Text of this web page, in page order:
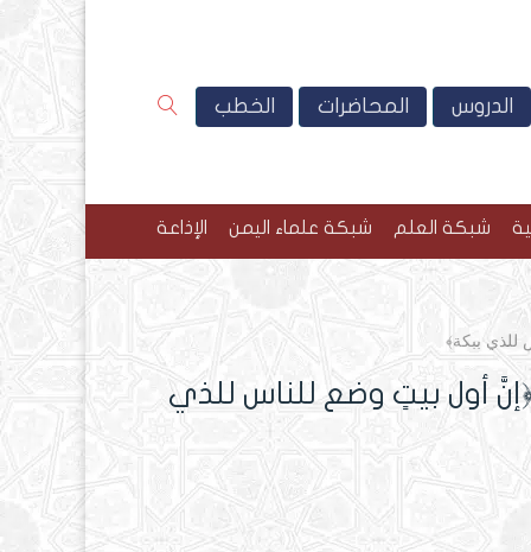
الدروس المحاضرات الخطب
شبكة العلم شبكة علماء اليمن الإذاعة
للذي ببكة﴾
أول بيتٍ وضع للناس للذي